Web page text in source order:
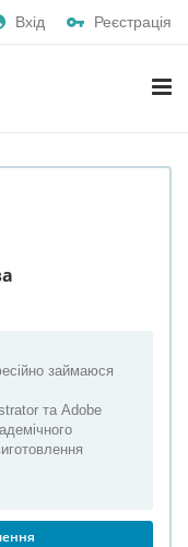
Вхід Реєстрація
займаюся
та Adobe